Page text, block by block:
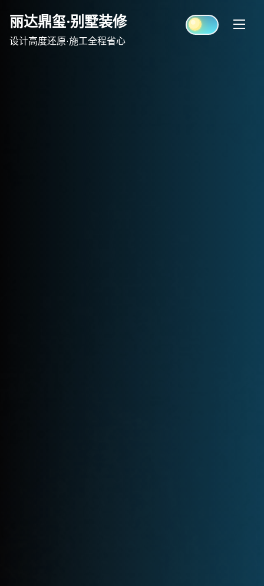
content
丽达鼎玺·别墅装修
设计高度还原·施工全程省心